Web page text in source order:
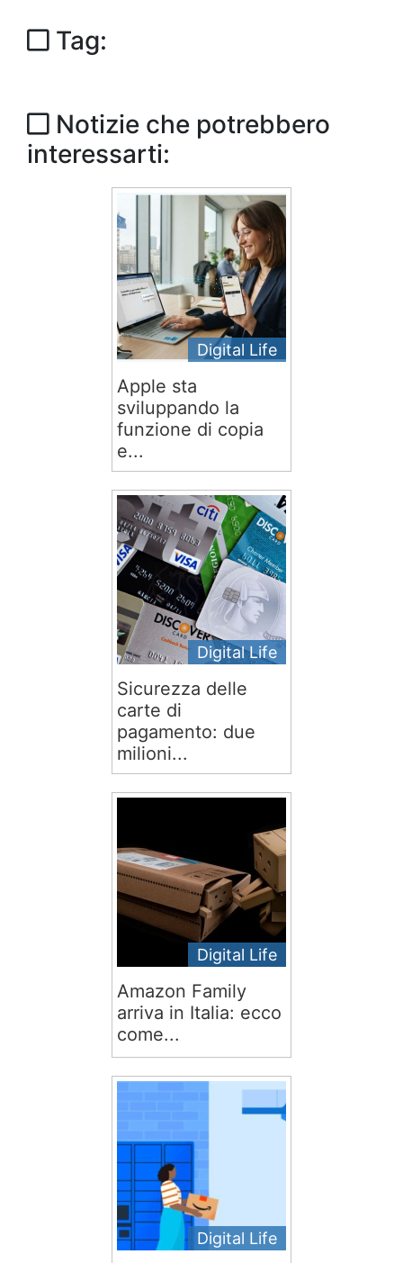
Tag:
Notizie che potrebbero
interessarti:
Digital Life
Apple sta
sviluppando la
funzione di copia
e...
Digital Life
Sicurezza delle
carte di
pagamento: due
milioni...
Digital Life
Amazon Family
arriva in Italia: ecco
come...
Digital Life